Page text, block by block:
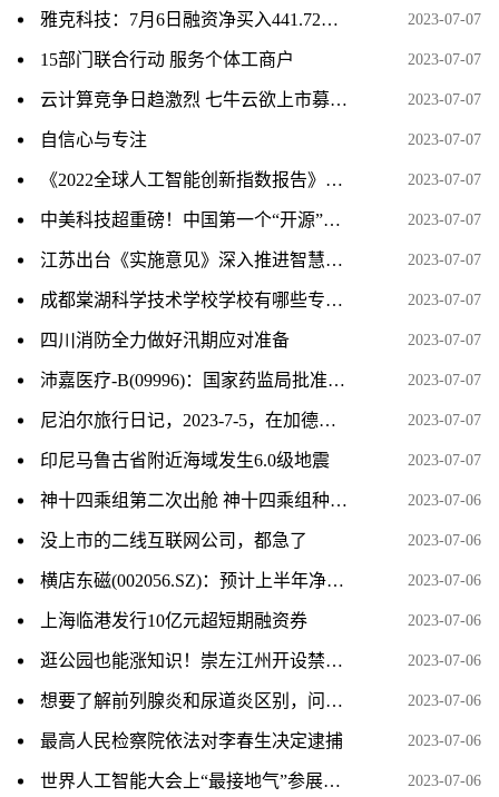
雅克科技：7月6日融资净买入441.72万元，连续3日累计净买入2170.13万元 2023-07-07
15部门联合行动 服务个体工商户 2023-07-07
云计算竞争日趋激烈 七牛云欲上市募资扩大市场份额 2023-07-07
自信心与专注 2023-07-07
《2022全球人工智能创新指数报告》发布 中国人工智能发展成效显著 2023-07-07
中美科技超重磅！中国第一个“开源”桌面操作系统问世 挑战微软、苹果全球市占率 2023-07-07
江苏出台《实施意见》深入推进智慧社区建设 2023-07-07
成都棠湖科学技术学校学校有哪些专业 学费怎么收 2023-07-07
四川消防全力做好汛期应对准备 2023-07-07
沛嘉医疗-B(09996)：国家药监局批准DCwireTM微导丝注册申请 2023-07-07
尼泊尔旅行日记，2023-7-5，在加德满都的最后一天 2023-07-07
印尼马鲁古省附近海域发生6.0级地震 2023-07-07
神十四乘组第二次出舱 神十四乘组种的菜被吃了 基本情况讲解 2023-07-06
没上市的二线互联网公司，都急了 2023-07-06
横店东磁(002056.SZ)：预计上半年净利润同比增长48%～58% 2023-07-06
上海临港发行10亿元超短期融资券 2023-07-06
逛公园也能涨知识！崇左江州开设禁毒主题公园 2023-07-06
想要了解前列腺炎和尿道炎区别，问诊可以到江西抚州博大男科医院 2023-07-06
最高人民检察院依法对李春生决定逮捕 2023-07-06
世界人工智能大会上“最接地气”参展商：中西部县域数字就业中心组团亮相 2023-07-06